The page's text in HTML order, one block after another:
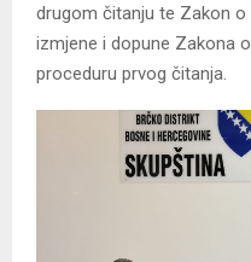
drugom čitanju te Zakon
izmjene i dopune Zakona
proceduru prvog čitanja.